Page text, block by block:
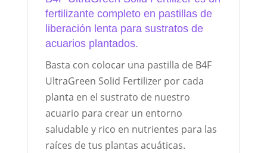
fertilizante completo en pastillas de
liberación lenta para sustratos de
acuarios plantados.
Basta con colocar una pastilla de B4F
UltraGreen Solid Fertilizer por cada
planta en el sustrato de nuestro
acuario para crear un entorno
saludable y rico en nutrientes para las
raíces de tus plantas acuáticas.